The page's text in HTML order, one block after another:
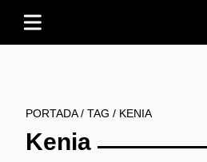
PORTADA/ TAG / KENIA
Kenia